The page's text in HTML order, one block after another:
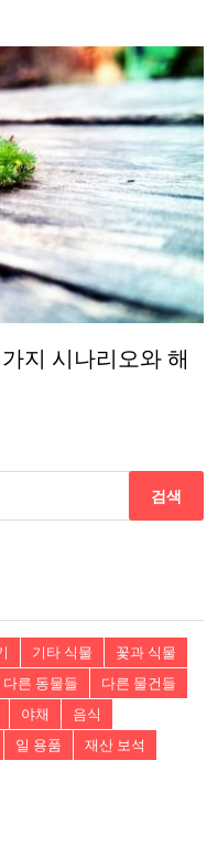
지 시나리오와 해
기타 식물
꽃과 식물
다른 동물들
다른 물건들
야채
음식
일 용품
재산 보석